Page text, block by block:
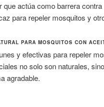
que actúa como barrera
para repeler mosquitos y
PARA MOSQUITOS CON
y efectivas para repeler
no solo son naturales,
agradable.